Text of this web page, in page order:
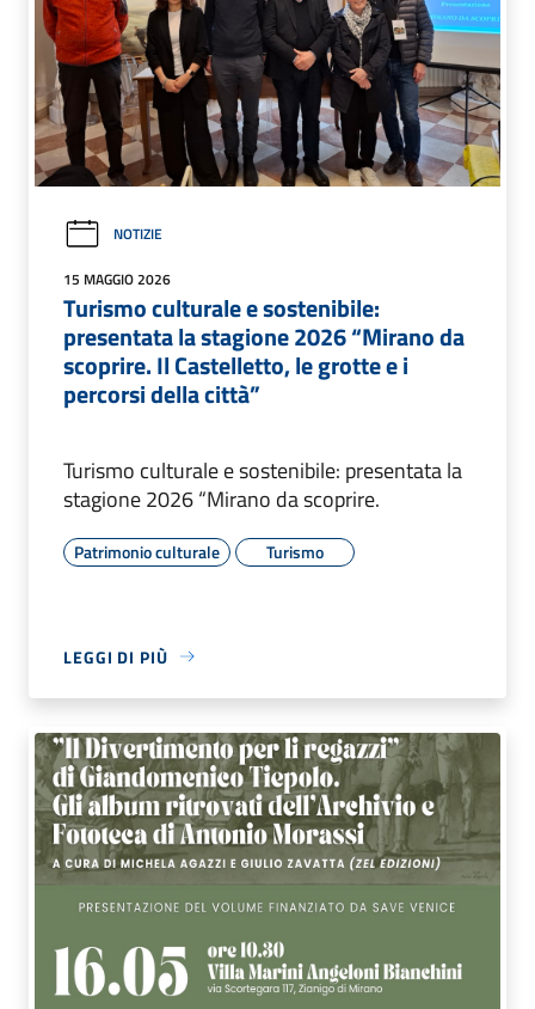
NOTIZIE
15 MAGGIO 2026
Turismo culturale e sostenibile:
presentata la stagione 2026 “Mirano da
scoprire. Il Castelletto, le grotte e i
percorsi della città”
Turismo culturale e sostenibile: presentata la
stagione 2026 “Mirano da scoprire.
Patrimonio culturale Turismo
LEGGI DI PIÙ